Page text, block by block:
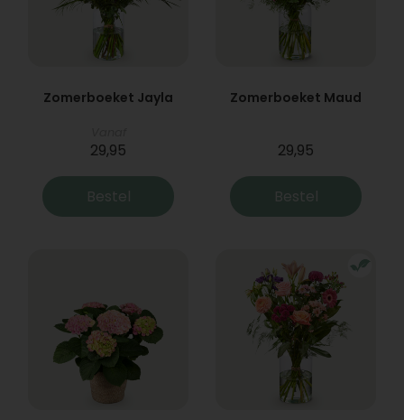
Zomerboeket Jayla
29,95
Bestel
Zomerboeket Maud
29,95
Bestel